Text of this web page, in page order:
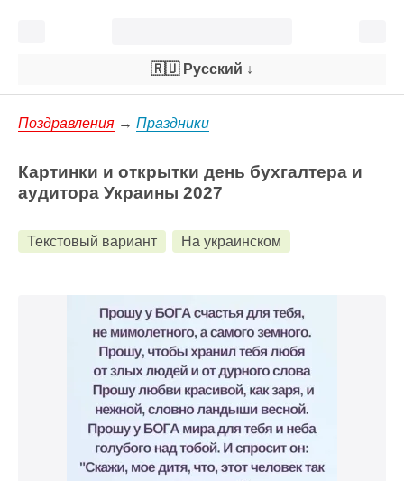
🇷🇺 Русский ↓
Поздравления → Праздники
Картинки и открытки день бухгалтера и
аудитора Украины 2027
Текстовый вариант На украинском